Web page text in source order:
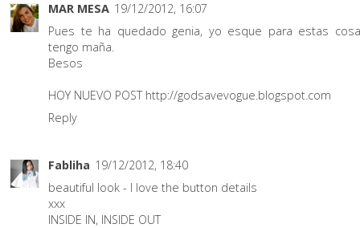
MAR MESA 19/12/2012, 16:07
Pues te ha quedado genia, yo esque para estas
tengo maña.
Besos
HOY NUEVO POST http://godsavevogue.blogspot.com
Reply
Fabliha 19/12/2012, 18:40
beautiful look - I love the button details
xxx
INSIDE IN, INSIDE OUT